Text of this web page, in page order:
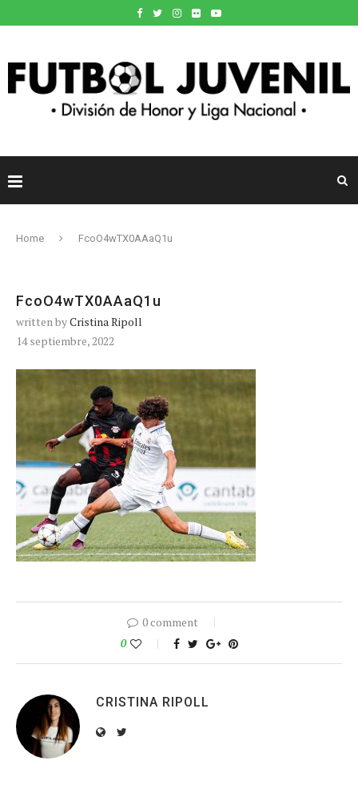
Home FcoO4wTX0AAaQ1u
FcoO4wTX0AAaQ1u
written byCristina Ripoll
14 septiembre, 2022
0 comment
0
CRISTINA RIPOLL